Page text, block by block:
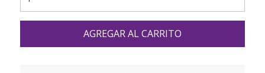
AGREGAR AL CARRITO